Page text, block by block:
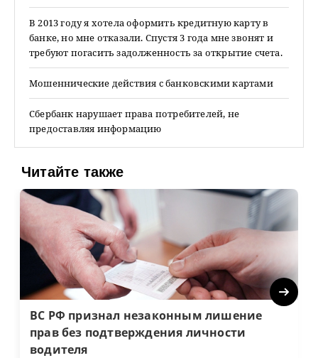
В 2013 году я хотела оформить кредитную карту в
банке, но мне отказали. Спустя 3 года мне звонят и
требуют погасить задолженность за открытие счета.
Мошеннические действия с банковскими картами
Сбербанк нарушает права потребителей, не
предоставляя информацию
Читайте также
ВС РФ признал незаконным лишение
прав без подтверждения личности
водителя
Next